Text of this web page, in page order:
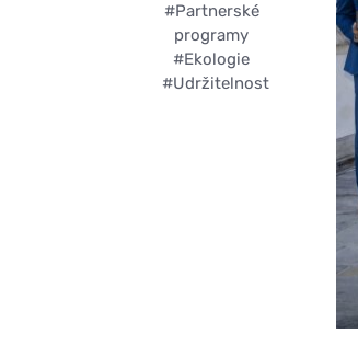
#Partnerské
programy
#Ekologie
#Udržitelnost